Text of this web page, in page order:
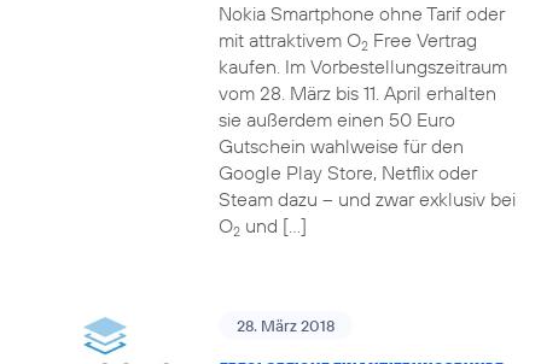
Nokia Smartphone ohne Tarif oder
mit attraktivem O2Free Vertrag
kaufen. Im Vorbestellungszeitraum
vom 28. März bis 11. April erhalten
sie außerdem einen 50 Euro
Gutschein wahlweise für den
Google Play Store, Netflix oder
Steam dazu – und zwar exklusiv bei
O2und […]
28. März 2018